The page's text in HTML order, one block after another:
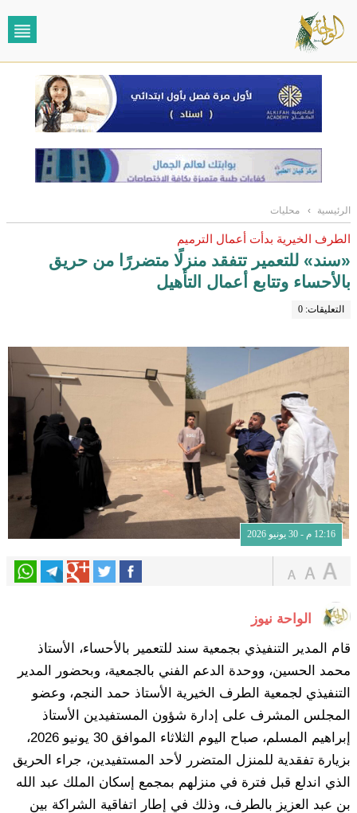
الرئيسية › محليات
الطرف الخيرية بدأت أعمال الترميم
«سند» للتعمير تتفقد منزلًا متضررًا من حريق
بالأحساء وتتابع أعمال التأهيل
التعليقات: 0
12:16 م - 30 يونيو 2026
الواحة نيوز
قام المدير التنفيذي بجمعية سند للتعمير بالأحساء، الأستاذ
محمد الحسين، ووحدة الدعم الفني بالجمعية، وبحضور المدير
التنفيذي لجمعية الطرف الخيرية الأستاذ حمد النجم، وعضو
المجلس المشرف على إدارة شؤون المستفيدين الأستاذ
إبراهيم المسلم، صباح اليوم الثلاثاء الموافق 30 يونيو 2026،
بزيارة تفقدية للمنزل المتضرر لأحد المستفيدين، جراء الحريق
الذي اندلع قبل فترة في منزلهم بمجمع إسكان الملك عبد الله
بن عبد العزيز بالطرف، وذلك في إطار اتفاقية الشراكة بين